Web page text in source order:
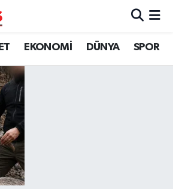
EKONOMİ DÜNYA SPOR
Durumu ve Fikstür